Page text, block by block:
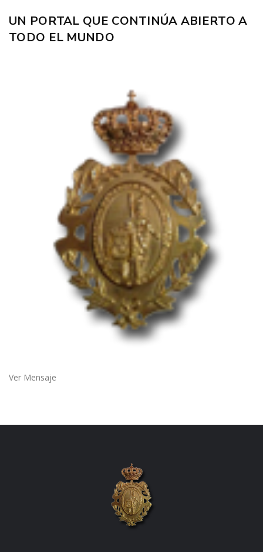
UN PORTAL QUE CONTINÚA ABIERTO A
TODO EL MUNDO
Ver Mensaje